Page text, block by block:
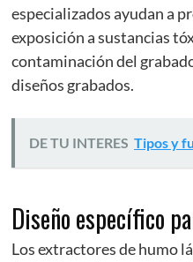
especializados ayudan a
exposición a sustancias
contaminación del
diseños grabados.
DE TU INTERES Tipos y
Diseño específico
Los extractores de humo